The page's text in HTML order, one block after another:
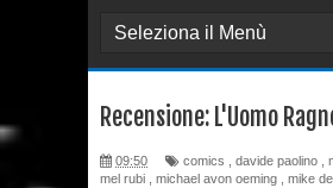
Recensione: H.P.
gatti di Ulthar e
Recensione: L'Uomo
09:50 comics , davide paolino ,
mel rubi , michael avon oeming , mike